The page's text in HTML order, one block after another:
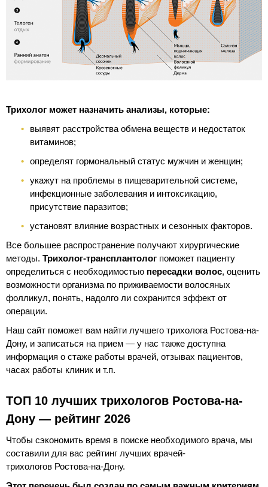
Трихолог может назначить анализы, которые:
выявят расстройства обмена веществ и недостаток
витаминов;
определят гормональный статус мужчин и женщин;
укажут на проблемы в пищеварительной системе,
инфекционные заболевания и интоксикацию,
присутствие паразитов;
установят влияние возрастных и сезонных факторов.
Все большее распространение получают хирургические
методы. Трихолог-трансплантолог поможет пациенту
определиться с необходимостью пересадки волос, оценить
возможности организма по приживаемости волосяных
фолликул, понять, надолго ли сохранится эффект от
операции.
Наш сайт поможет вам найти лучшего трихолога Ростова-на-
Дону, и записаться на прием — у нас также доступна
информация о стаже работы врачей, отзывах пациентов,
часах работы клиник и т.п.
ТОП 10 лучших трихологов Ростова-на-
Дону — рейтинг 2026
Чтобы сэкономить время в поиске необходимого врача, мы
составили для вас рейтинг лучших врачей-
трихологов Ростова-на-Дону.